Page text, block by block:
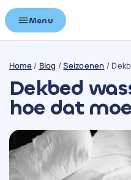
Menu
Home/ Blog /Seizoenen /
Dekbed
hoe dat